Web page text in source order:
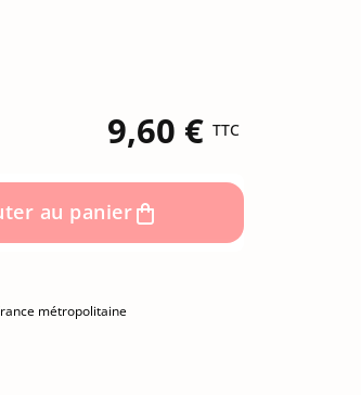
9,60 € TTC
au panier
métropolitaine